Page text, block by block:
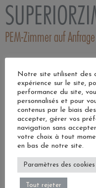
PEM-Zimmer auf Anfrage
2 personen
1 bett von 160 x
200 cm
LESEN SIE MEHR
Notre site utilisent des
expérience sur le site,
performance du site,
personnalisés et pour
contenus par le biais
accepter, gérer vos
navigation sans
votre choix à tout
en bas de notre site.
Paramètres des cookies
Tout rejeter